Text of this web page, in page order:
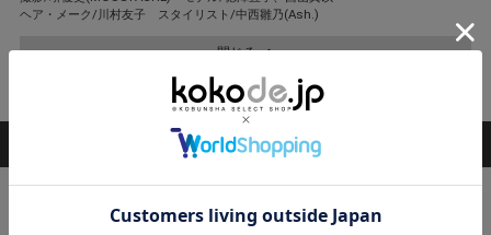
ヘア・メーク/川村友子 スタイリスト/中西雛乃(Ash.)
閉じる
STAFF COORDINATE スタッフ着用コーデ